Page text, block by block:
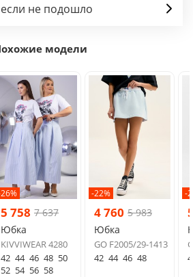
если не подошло
модели
5 758 7 637
Юбка
KIVVIWEAR 4280
42 44 46 48 50
52 54 56 58
-22%
4 760 5 983
Юбка
GO F2005/29-1413
42 44 46 48
-